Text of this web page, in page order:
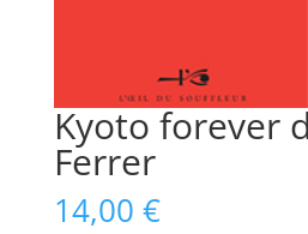
Kyoto forever
Ferrer
14,00 €